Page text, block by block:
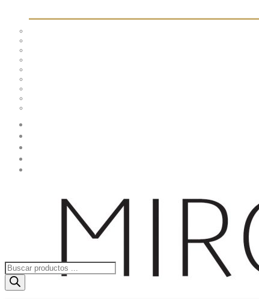
Búsqueda
de
productos